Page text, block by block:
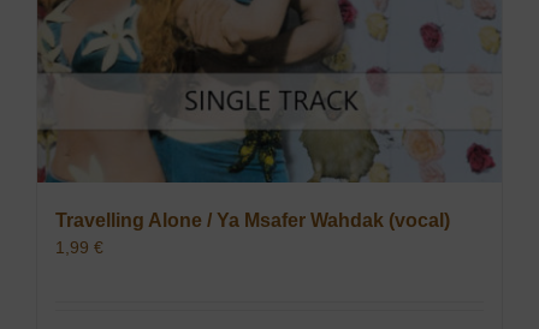
Travelling Alone / Ya Msafer Wahdak (vocal)
1,99 €